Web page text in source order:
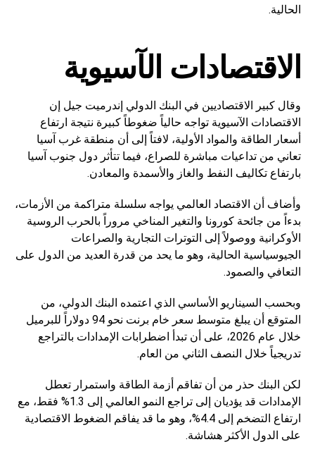
الحالية.
الاقتصادات الآسيوية
وقال كبير الاقتصاديين في البنك الدولي إندرميت جيل إن
الاقتصادات الآسيوية تواجه حالياً ضغوطاً كبيرة نتيجة ارتفاع
أسعار الطاقة والمواد الأولية، لافتاً إلى أن منطقة غرب آسيا
تعاني من تداعيات مباشرة للصراع، فيما تتأثر دول جنوب آسيا
بارتفاع تكاليف النفط والغاز والأسمدة والمعادن.
وأضاف أن الاقتصاد العالمي يواجه سلسلة متراكمة من الأزمات،
بدءاً من جائحة كورونا والتغير المناخي مروراً بالحرب الروسية
الأوكرانية ووصولاً إلى التوترات التجارية والصراعات
الجيوسياسية الحالية، وهو ما يحد من قدرة العديد من الدول على
التعافي والصمود.
وبحسب السيناريو الأساسي الذي اعتمده البنك الدولي، من
المتوقع أن يبلغ متوسط سعر خام برنت نحو 94 دولاراً للبرميل
خلال عام 2026، على أن تبدأ اضطرابات الإمدادات بالتراجع
تدريجياً خلال النصف الثاني من العام.
لكن البنك حذر من أن تفاقم أزمة الطاقة واستمرار تعطل
الإمدادات قد يؤديان إلى تراجع النمو العالمي إلى 1.3% فقط، مع
ارتفاع التضخم إلى 4.4%، وهو ما قد يفاقم الضغوط الاقتصادية
على الدول الأكثر هشاشة.